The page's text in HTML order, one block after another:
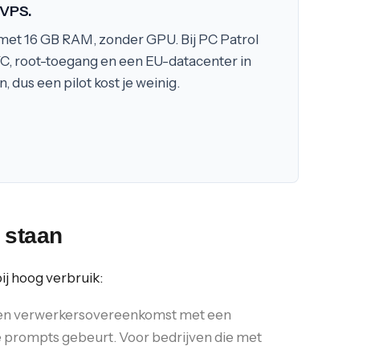
16 GB RAM, zonder GPU. Bij PC Patrol
root-toegang en een EU-datacenter in
dus een pilot kost je weinig.
hoog verbruik:
verwerkersovereenkomst met een
prompts gebeurt. Voor bedrijven die met